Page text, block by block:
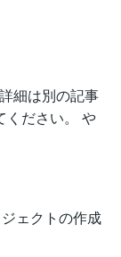
細は別の記事
ください。 や
ェクトの作成